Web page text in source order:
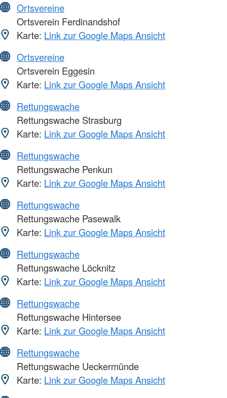
Ortsvereine
Ortsverein Ferdinandshof
Karte: Link zur Google Maps Ansicht
Ortsvereine
Ortsverein Eggesin
Karte: Link zur Google Maps Ansicht
Rettungswache
Rettungswache Strasburg
Karte: Link zur Google Maps Ansicht
Rettungswache
Rettungswache Penkun
Karte: Link zur Google Maps Ansicht
Rettungswache
Rettungswache Pasewalk
Karte: Link zur Google Maps Ansicht
Rettungswache
Rettungswache Löcknitz
Karte: Link zur Google Maps Ansicht
Rettungswache
Rettungswache Hintersee
Karte: Link zur Google Maps Ansicht
Rettungswache
Rettungswache Ueckermünde
Karte: Link zur Google Maps Ansicht